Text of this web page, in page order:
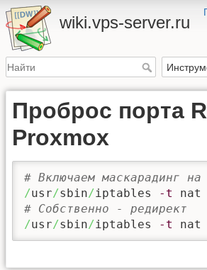
wiki.vps-server.ru
Проброс порта
Proxmox
# Включаем маскарадинг на
/usr/sbin/iptables -t nat
# Собственно - редирект
/usr/sbin/iptables -t nat